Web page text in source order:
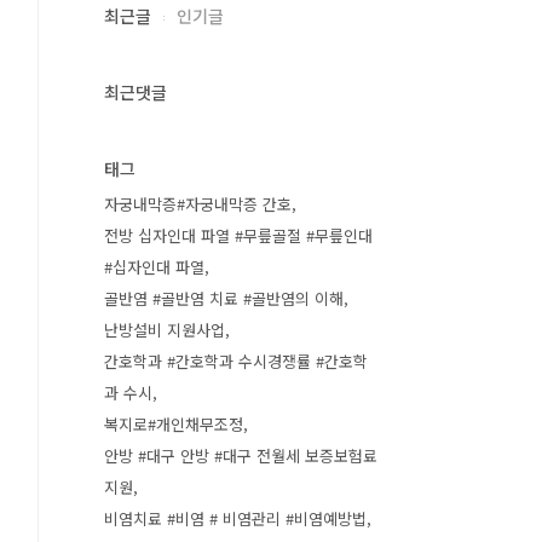
최근글 인기글
최근댓글
태그
자궁내막증#자궁내막증 간호
전방 십자인대 파열 #무릎골절 #무릎인대
#십자인대 파열
골반염 #골반염 치료 #골반염의 이해
난방설비 지원사업
간호학과 #간호학과 수시경쟁률 #간호학
과 수시
복지로#개인채무조정
안방 #대구 안방 #대구 전월세 보증보험료
지원
비염치료 #비염 # 비염관리 #비염예방법